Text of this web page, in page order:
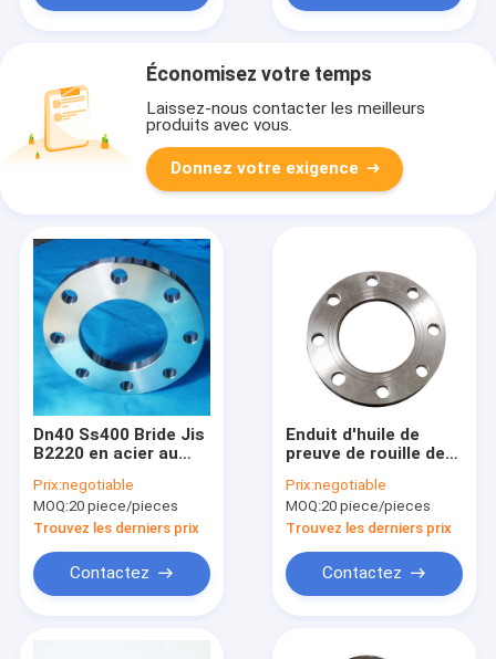
Économisez votre temps
Laissez-nous contacter les meilleurs
produits avec vous.
Donnez votre exigence
Dn40 Ss400 Bride Jis
B2220 en acier au
Prix:negotiable
MOQ:20 piece/pieces
Trouvez les derniers prix
Contactez
Enduit d'huile de
preuve de rouille de
au carbone de Jis
B2220 Dn20
Prix:negotiable
MOQ:20 piece/pieces
Trouvez les derniers prix
Contactez